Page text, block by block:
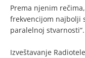
Prema njenim
frekvencijom najbolji
paralelnoj stvarnosti“.
Izveštavanje